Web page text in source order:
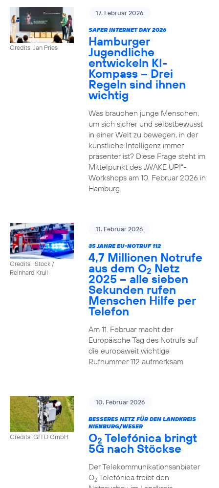
Credits: Jan Pries
17. Februar 2026
SAFER INTERNET DAY 2026
Hamburger
Jugendliche
entwickeln KI-
Kompass – Drei
Regeln sind ihnen
wichtig
Was brauchen junge Menschen,
um sich sicher und selbstbewusst
in einer Welt zu bewegen, in der
künstliche Intelligenz immer
präsenter ist? Diese Frage steht im
Mittelpunkt des „WAKE UP!“-
Workshops am 10. Februar 2026 in
Hamburg.
Credits: iStock /
Reinhard Krull
11. Februar 2026
35 JAHRE EU-NOTRUF 112
4,7 Millionen Notrufe
aus dem O2 Netz
2025 – alle sieben
Sekunden rufen
Menschen Hilfe per
Telefon
Am 11. Februar macht der
Europäische Tag des Notrufs auf
die europaweit wichtige
Rufnummer 112 aufmerksam
Credits: GfTD GmbH
10. Februar 2026
BESSERES NETZ FÜR DEN LANDKREIS
NIENBURG/WESER
O2 Telefónica bringt
5G nach Stöckse
Der Telekommunikationsanbieter
O2Telefónica treibt den